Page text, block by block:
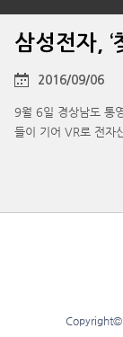
삼성전자,
2016/09/06
9월 6일 경상남도 통
들이 기어 VR로 전자
Copyright©